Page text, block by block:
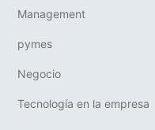
Management
pymes
Negocio
Tecnología en la empresa